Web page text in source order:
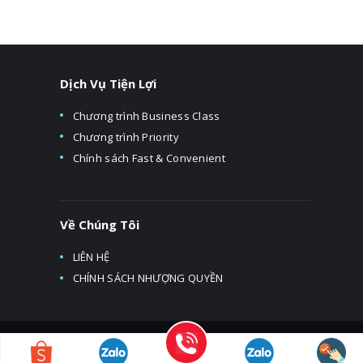
Dịch Vụ Tiện Lợi
Chương trình Business Class
Chương trình Priority
Chính sách Fast & Convenient
Về Chúng Tôi
LIÊN HỆ
CHÍNH SÁCH NHƯỢNG QUYỀN
HILAR © 2026. All Rights Reserved